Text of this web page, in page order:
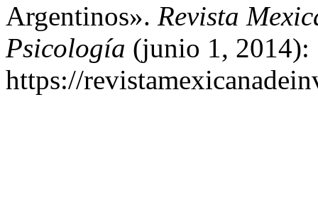
Argentinos». Revista
Psicología (junio 1, 2014):
https://